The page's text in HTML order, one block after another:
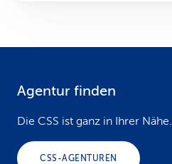
Agentur finden
Die CSS ist ganz in Ihrer Nähe.
CSS-AGENTUREN